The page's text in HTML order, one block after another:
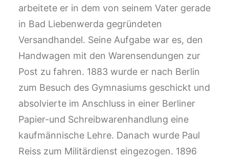
arbeitete er in dem von seinem Vater gerade
in Bad Liebenwerda gegründeten
Versandhandel. Seine Aufgabe war es, den
Handwagen mit den Warensendungen zur
Post zu fahren. 1883 wurde er nach Berlin
zum Besuch des Gymnasiums geschickt und
absolvierte im Anschluss in einer Berliner
Papier-und Schreibwarenhandlung eine
kaufmännische Lehre. Danach wurde Paul
Reiss zum Militärdienst eingezogen. 1896